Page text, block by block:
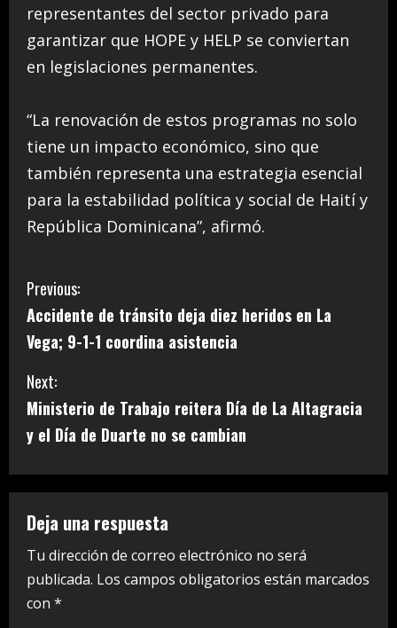
representantes del sector privado para
garantizar que HOPE y HELP se conviertan
en legislaciones permanentes.
“La renovación de estos programas no solo
tiene un impacto económico, sino que
también representa una estrategia esencial
para la estabilidad política y social de Haití y
República Dominicana”, afirmó.
C
o
n
t
i
n
u
e
R
Previous:
Accidente de tránsito deja diez heridos en La
Vega; 9-1-1 coordina asistencia
Next:
Ministerio de Trabajo reitera Día de La Altagracia
y el Día de Duarte no se cambian
Deja una respuesta
Tu dirección de correo electrónico no será
publicada. Los campos obligatorios están marcados
con *